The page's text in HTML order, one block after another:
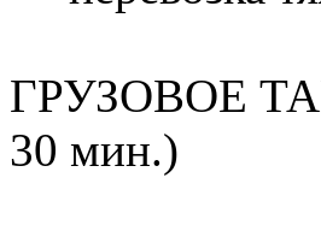
ГРУЗОВОЕ
30 мин.)